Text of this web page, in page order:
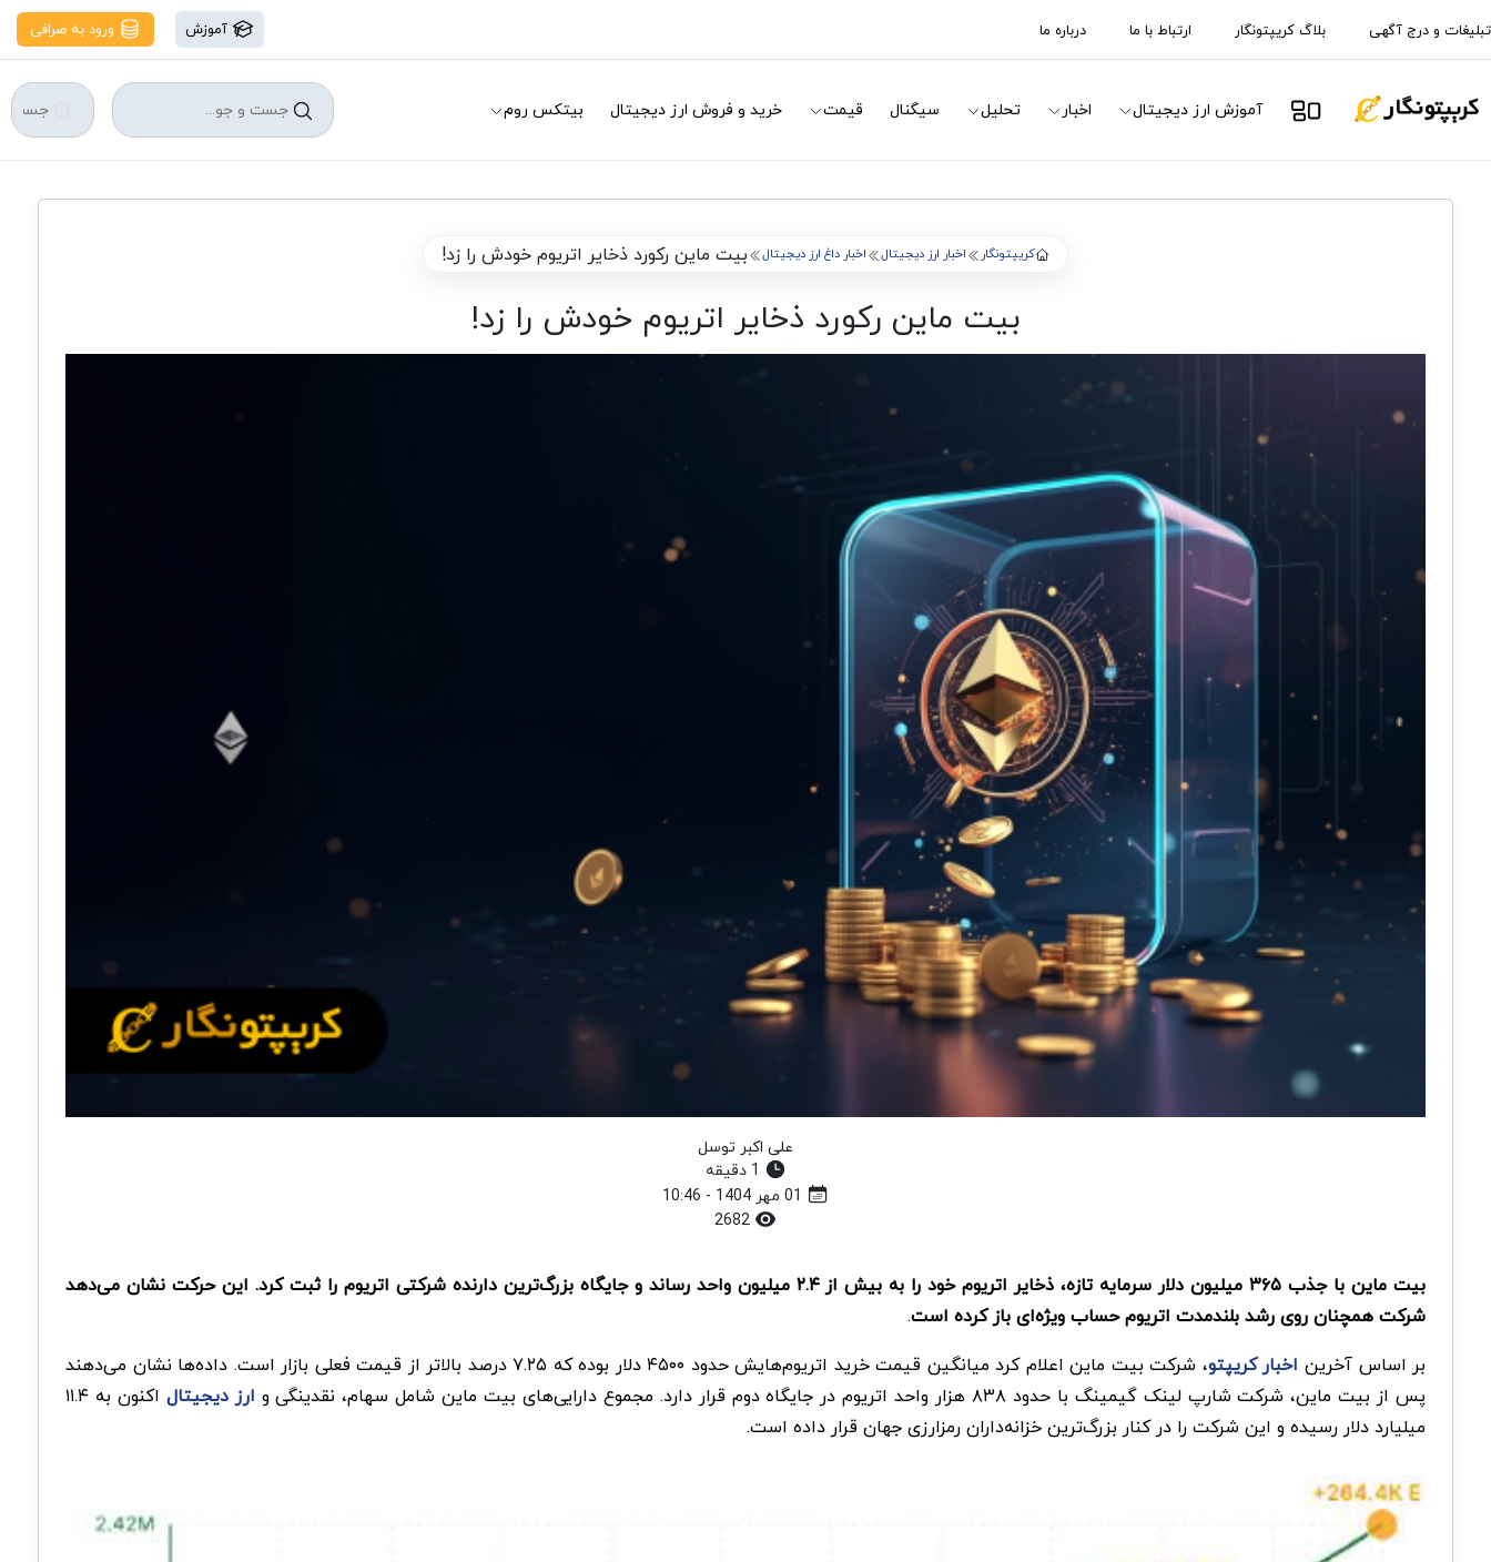
تبلیغات و درج آگهی بلاگ کریپتونگار ارتباط با ما درباره ما آموزش ورود به صرافی
آموزش ارز دیجیتال اخبار تحلیل سیگنال قیمت خرید و فروش ارز دیجیتال بیتکس روم
کریپتونگار اخبار ارز دیجیتال اخبار داغ ارز دیجیتال بیت‌ ماین رکورد ذخایر اتریوم خودش را زد!
بیت‌ ماین رکورد ذخایر اتریوم خودش را زد!
علی اکبر توسل
بیت‌ ماین با جذب ۳۶۵ میلیون دلار سرمایه تازه، ذخایر اتریوم خود را به بیش از ۲.۴ میلیون واحد رساند و جایگاه بزرگ‌ترین دارنده شرکتی اتریوم را ثبت کرد. این حرکت نشان می‌دهد
شرکت همچنان روی رشد بلندمدت اتریوم حساب ویژه‌ای باز کرده است.
بر اساس آخرین اخبار کریپتو
، شرکت بیت ‌ماین اعلام کرد میانگین قیمت خرید اتریوم‌هایش حدود ۴۵۰۰ دلار بوده که ۷.۲۵ درصد بالاتر از قیمت فعلی بازار است. داده‌ها نشان می‌دهند
پس از بیت‌ ماین، شرکت شارپ ‌لینک گیمینگ با حدود ۸۳۸ هزار واحد اتریوم در جایگاه دوم قرار دارد. مجموع دارایی‌های بیت ‌ماین شامل سهام، نقدینگی و
ارز دیجیتال
اکنون به ۱۱.۴
میلیارد دلار رسیده و این شرکت را در کنار بزرگ‌ترین خزانه‌داران رمزارزی جهان قرار داده است.